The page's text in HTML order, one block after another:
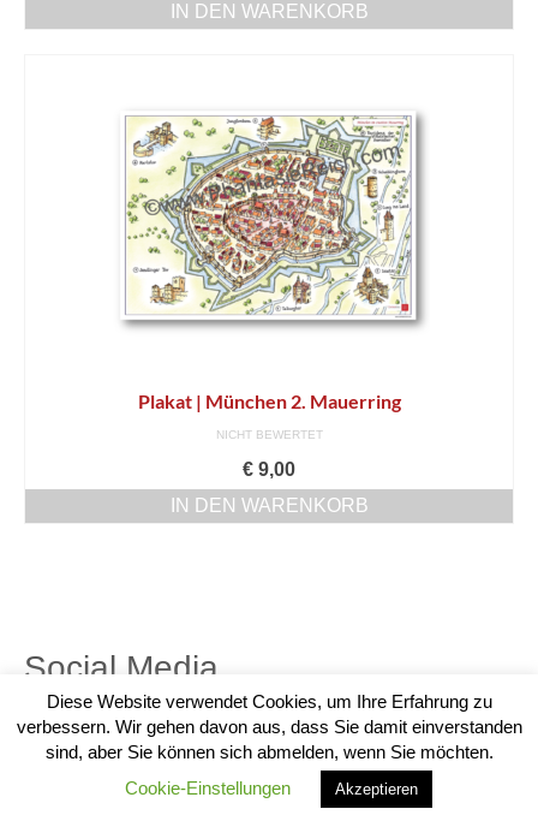
IN DEN WARENKORB
Plakat | München 2. Mauerring
NICHT BEWERTET
€ 9,00
IN DEN WARENKORB
Social Media
© [2023] [phantasiereich] - WordPress Theme by Kadence WP
Diese Website verwendet Cookies, um Ihre Erfahrung zu
verbessern. Wir gehen davon aus, dass Sie damit einverstanden
sind, aber Sie können sich abmelden, wenn Sie möchten.
Cookie-Einstellungen
Akzeptieren